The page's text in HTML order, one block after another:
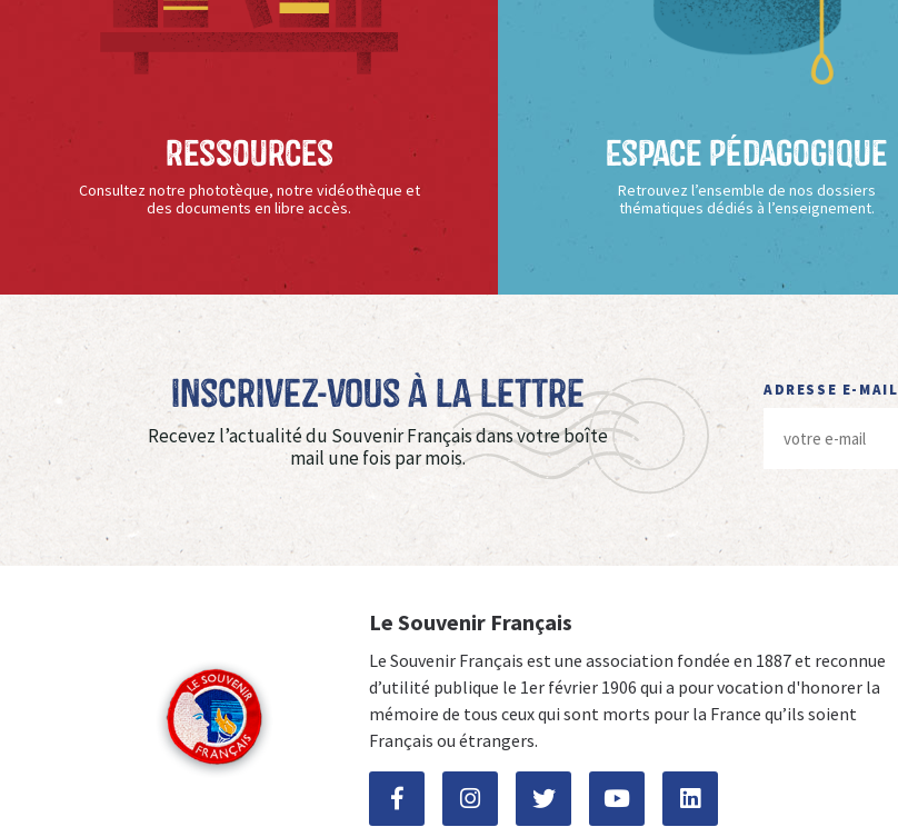
Ressources
Consultez notre phototèque, notre vidéothèque et
des documents en libre accès.
Espace Pédagogique
Retrouvez l’ensemble de nos dossiers
thématiques dédiés à l’enseignement.
Inscrivez-vous à La Lettre
Recevez l’actualité du Souvenir Français dans votre boîte
mail une fois par mois.
ADRESSE E-MAIL
Le Souvenir Français
Le Souvenir Français est une association fondée en 1887 et reconnue
d’utilité publique le 1er février 1906 qui a pour vocation d'honorer la
mémoire de tous ceux qui sont morts pour la France qu’ils soient
Français ou étrangers.